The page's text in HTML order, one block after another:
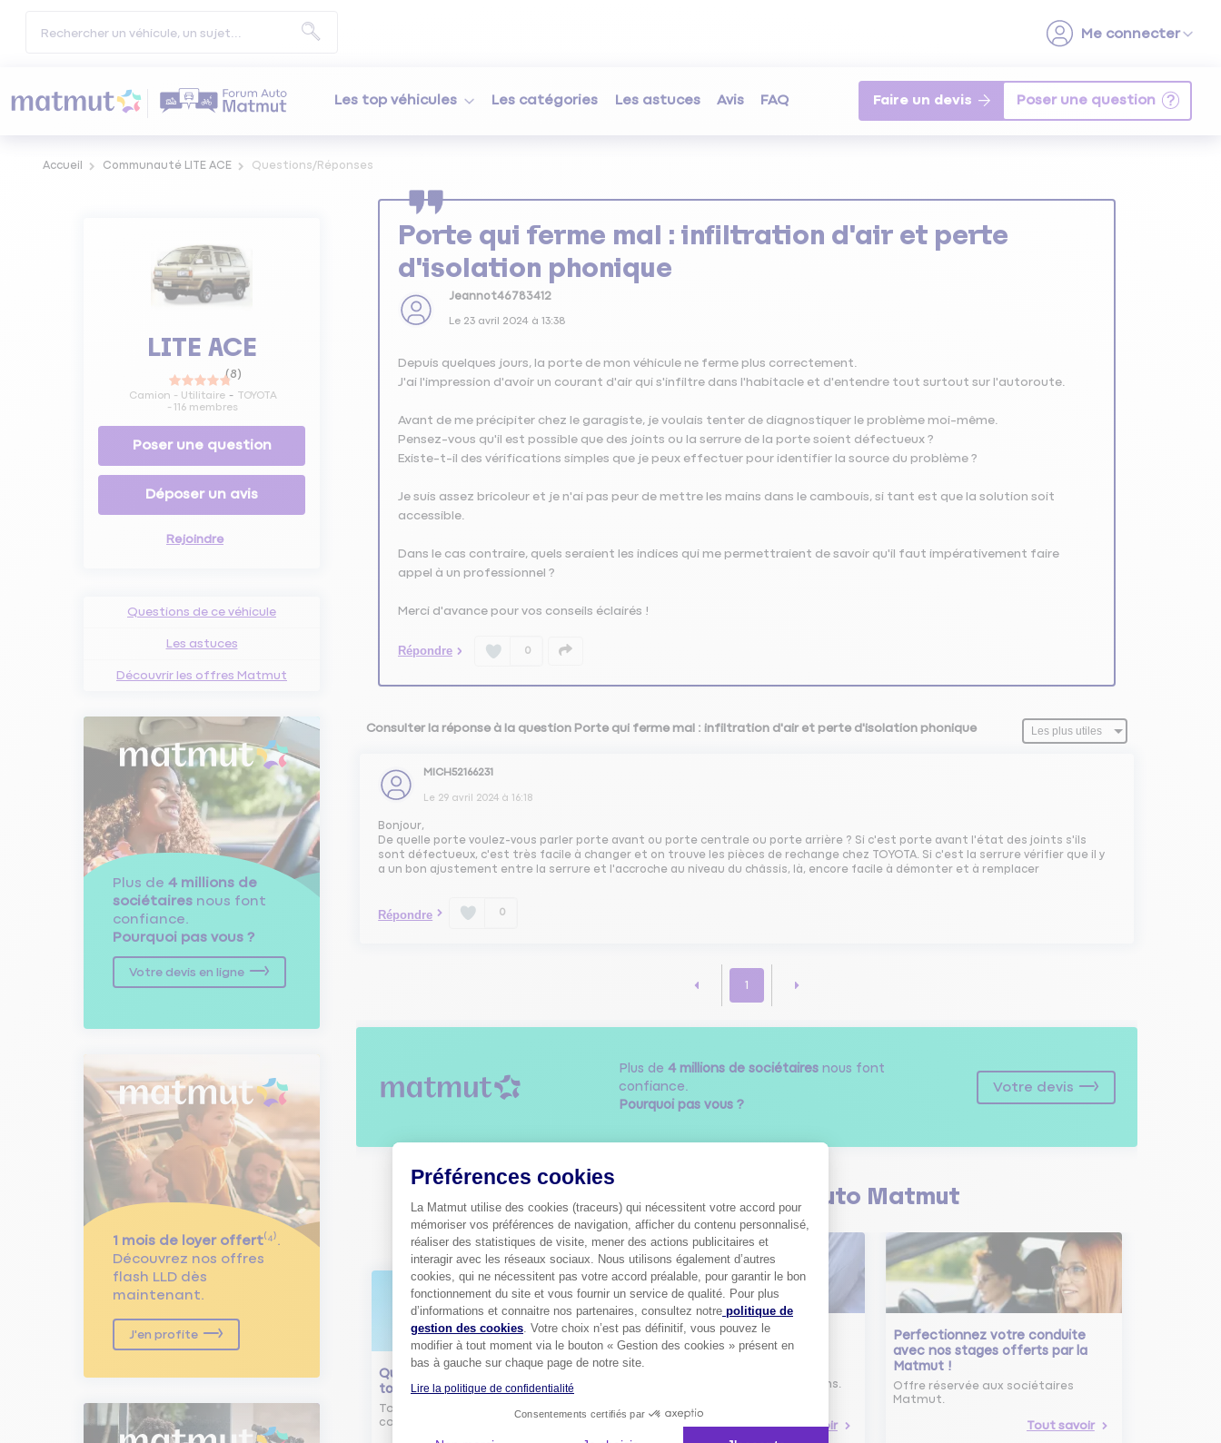
Les top véhicules Les catégories Les astuces Avis FAQ Faire un devis
Accueil Communauté LITE ACE Questions/Réponses
LITE ACE
(8)
Camion - Utilitaire
TOYOTA
- 116 membres
Poser une question
Déposer un avis
Rejoindre
Questions de ce véhicule
Les astuces
Découvrir les offres Matmut
Plus de 4 millions de
sociétaires nous font
confiance.
Pourquoi pas vous ?
Votre devis en ligne
1 mois de loyer offert⁽⁴⁾.
Découvrez nos offres
flash LLD dès
maintenant.
J'en profite
Porte qui ferme mal : infiltration d'air et perte
d'isolation phonique
Jeannot46783412
Le 23 avril 2024à 13:38
Depuis quelques jours, la porte de mon véhicule ne ferme plus correctement.
J'ai l'impression d'avoir un courant d'air qui s'infiltre dans l'habitacle et d'entendre tout surtout sur l'autoroute.
Avant de me précipiter chez le garagiste, je voulais tenter de diagnostiquer le problème moi-même.
Pensez-vous qu'il est possible que des joints ou la serrure de la porte soient défectueux ?
Existe-t-il des vérifications simples que je peux effectuer pour identifier la source du problème ?
Je suis assez bricoleur et je n'ai pas peur de mettre les mains dans le cambouis, si tant est que la solution soit
accessible.
Dans le cas contraire, quels seraient les indices qui me permettraient de savoir qu'il faut impérativement faire
appel à un professionnel ?
Merci d'avance pour vos conseils éclairés !
Répondre 0
Consulter la réponse à la question Porte qui ferme mal : infiltration d'air et perte d'isolation phonique
MICH52166231
Le 29 avril 2024 à 16:18
Bonjour,
De quelle porte voulez-vous parler porte avant ou porte centrale ou porte arrière ? Si c'est porte avant l'état des joints s'ils
sont défectueux, c'est très facile à changer et on trouve les pièces de rechange chez TOYOTA. Si c'est la serrure vérifier que il y
a un bon ajustement entre la serrure et l'accroche au niveau du châssis, là, encore facile à démonter et à remplacer
Répondre 0
1
Plus de 4 millions de sociétairesnous font
confiance.
Pourquoi pas vous ?
Votre devis
Découvrez les conseils Auto Matmut
Qu'est-ce que le nouveau radar
tourelle ?
Tout savoir sur le radar tourelle et
comment éviter les infractions.
Comment bien choisir son
assurance auto ?
assurance auto selon vos besoins.
Tout savoir
Perfectionnez votre conduite
avec nos stages offerts par la
Matmut !
Offre réservée aux sociétaires
Matmut.
Tout savoir
Préférences cookies
La Matmut utilise des cookies (traceurs) qui nécessitent votre accord pour
mémoriser vos préférences de navigation, afficher du contenu personnalisé,
réaliser des statistiques de visite, mener des actions publicitaires et
interagir avec les réseaux sociaux. Nous utilisons également d’autres
cookies, qui ne nécessitent pas votre accord préalable, pour garantir le bon
fonctionnement du site et vous fournir un service de qualité. Pour plus
d’informations et connaitre nos partenaires, consultez notre politique de
gestion des cookies. Votre choix n’est pas définitif, vous pouvez le
modifier à tout moment via le bouton « Gestion des cookies » présent en
bas à gauche sur chaque page de notre site.
Lire la politique de confidentialité
Consentements certifiés par
Axeptio consent